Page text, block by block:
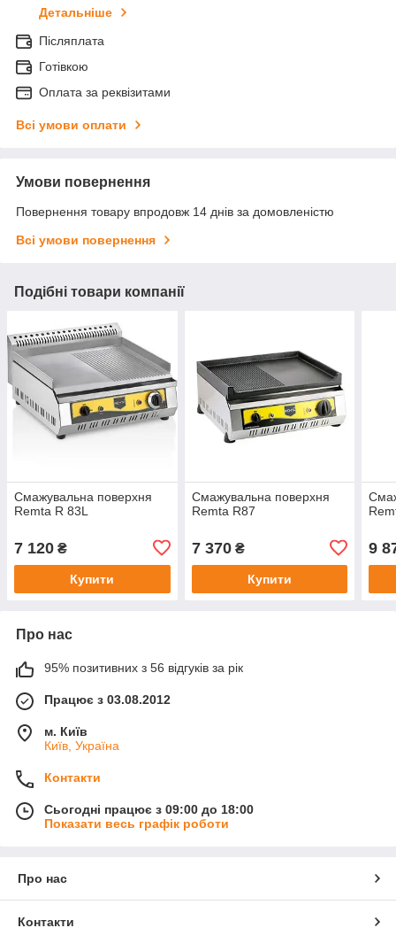
Детальніше
Післяплата
Готівкою
Оплата за реквізитами
Всі умови оплати
Умови повернення
Повернення товару впродовж 14 днів за домовленістю
Всі умови повернення
Подібні товари компанії
Смажувальна поверхня
Remta R 83L
7 120 ₴
Купити
Смажувальна поверхня
Remta R87
7 370₴
Купити
9
Про нас
95% позитивних з 56 відгуків за рік
Працює з 03.08.2012
м. Київ
Київ, Україна
Контакти
Сьогодні працює з 09:00 до 18:00
Показати весь графік роботи
Про нас
Контакти